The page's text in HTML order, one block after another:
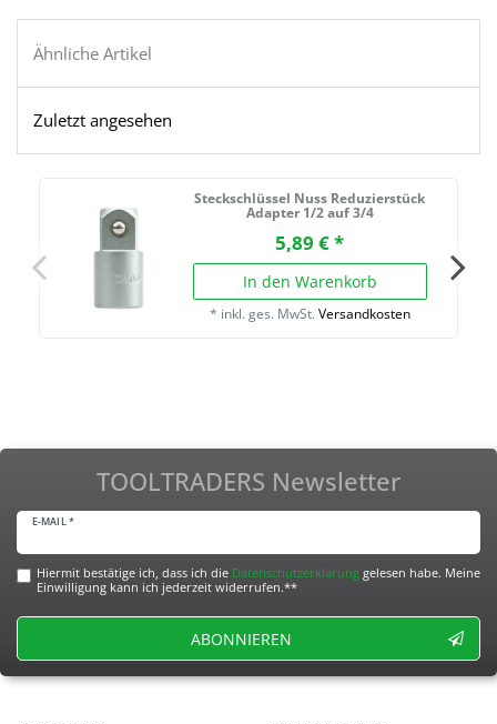
Ähnliche Artikel
Zuletzt angesehen
Steckschlüssel Nuss Reduzierstück
Adapter 1/2 auf 3/4
5,89 € *
In den Warenkorb
* inkl. ges. MwSt. Versandkosten
TOOLTRADERS Newsletter
E-MAIL *
Hiermit bestätige ich, dass ich die Daten­schutz­erklärunggelesen habe. Meine
Einwilligung kann ich jederzeit widerrufen.**
ABONNIEREN